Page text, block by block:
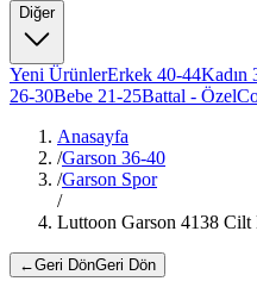
Diğer
Yeni ÜrünlerErkek 40-44Kadın
26-30Bebe 21-25Battal - Özel
Anasayfa
/Garson 36-40
/Garson Spor
/
Luttoon Garson 4138 Cilt
←Geri DönGeri Dön